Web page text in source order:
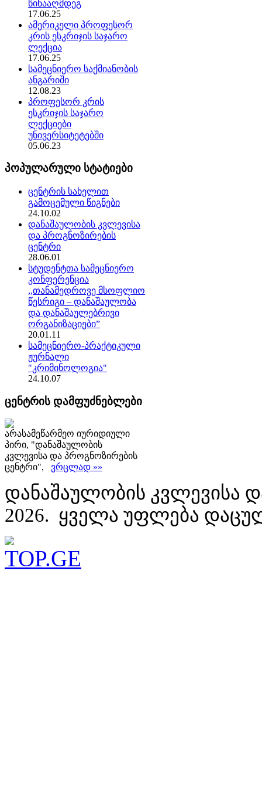
წინააღმდეგ
17.06.25
ამერიკელი პროფესორ
კრის ესკრიჯის საჯარო
ლექცია
17.06.25
სამეცნიერო საქმიანობის
ანგარიში
12.08.23
პროფესორ კრის
ესკრიჯის საჯარო
ლექციები
უნივერსიტეტებში
05.06.23
პოპულარული სტატიები
ცენტრის სახელით
გამოცემული წიგნები
24.10.02
დანაშაულობის კვლევისა
და პროგნოზირების
ცენტრი
28.06.01
სტუდენტთა სამეცნიერო
კონფერენცია
,,თანამედროვე მსოფლიო
წესრიგი – დანაშაულობა
და დანაშაულებრივი
ორგანიზაციები”
20.01.11
სამეცნიერო-პრაქტიკული
ჟურნალი
"კრიმინოლოგია"
24.10.07
ცენტრის დამფუძნებლები
არასამეწარმეო იურიდიული
პირი, "დანაშაულობის
კვლევისა და პროგნოზირების
ცენტრი", ვრცლად »»
დანაშაულობის კვლევისა
2026. ყველა უფლება